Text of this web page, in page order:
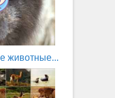
животные...